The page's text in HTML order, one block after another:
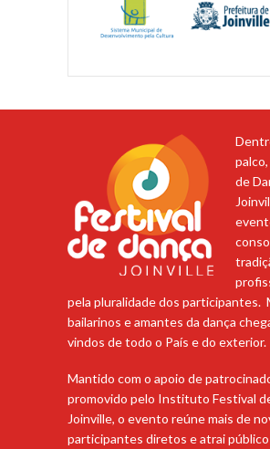
de
pela pluralidade dos participantes.
bailarinos e amantes da dança
vindos de todo o País e do exterior.
Mantido com o apoio de
promovido pelo Instituto Festival
Joinville, o evento reúne mais de
participantes diretos e atrai